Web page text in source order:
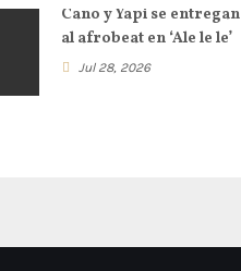
Cano y Yapi se entregan
al afrobeat en ‘Ale le le’
Jul 28, 2026